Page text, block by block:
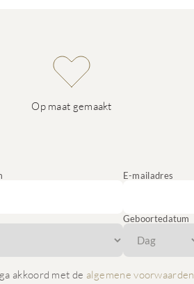
Op maat gemaakt
E-mailadres
Geboortedatum
akkoord met de algemene voorwaarden